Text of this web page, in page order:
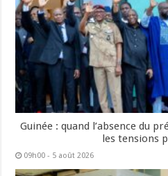
Guinée : quand l’absence du
les tensions
09h00 - 5 août 2026